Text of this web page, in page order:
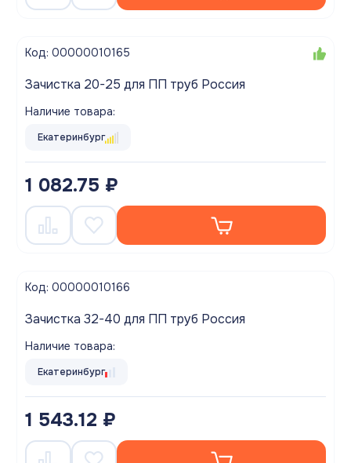
Код: 00000010165
Зачистка 20-25 для ПП труб Россия
Наличие товара:
Екатеринбург
1 082.75 ₽
Код: 00000010166
Зачистка 32-40 для ПП труб Россия
Наличие товара:
Екатеринбург
1 543.12 ₽